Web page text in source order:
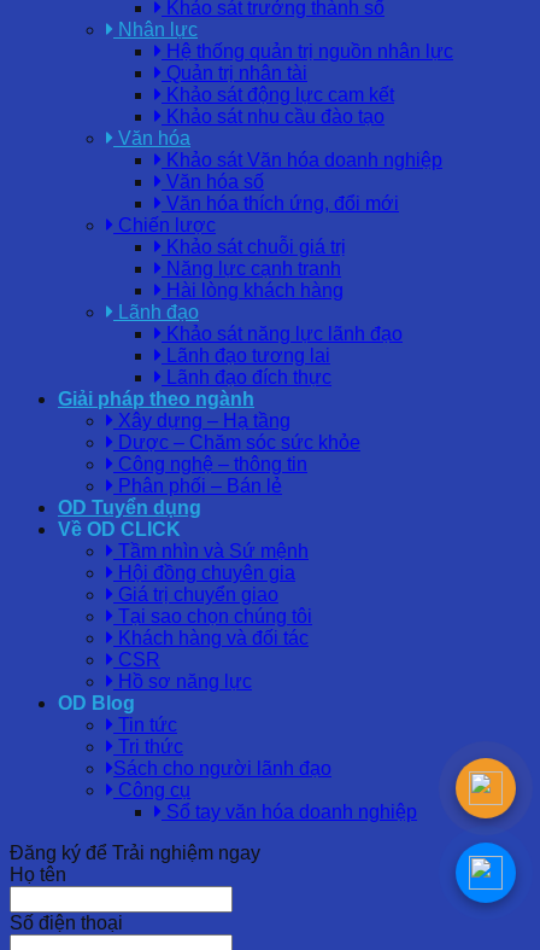
Khảo sát trưởng thành số
Nhân lực
Hệ thống quản trị nguồn nhân lực
Quản trị nhân tài
Khảo sát động lực cam kết
Khảo sát nhu cầu đào tạo
Văn hóa
Khảo sát Văn hóa doanh nghiệp
Văn hóa số
Văn hóa thích ứng, đổi mới
Chiến lược
Khảo sát chuỗi giá trị
Năng lực cạnh tranh
Hài lòng khách hàng
Lãnh đạo
Khảo sát năng lực lãnh đạo
Lãnh đạo tương lai
Lãnh đạo đích thực
Giải pháp theo ngành
Xây dựng – Hạ tầng
Dược – Chăm sóc sức khỏe
Công nghệ – thông tin
Phân phối – Bán lẻ
OD Tuyển dụng
Về OD CLICK
Tầm nhìn và Sứ mệnh
Hội đồng chuyên gia
Giá trị chuyển giao
Tại sao chọn chúng tôi
Khách hàng và đối tác
CSR
Hồ sơ năng lực
OD Blog
Tin tức
Tri thức
Sách cho người lãnh đạo
Công cụ
Sổ tay văn hóa doanh nghiệp
Đăng ký để Trải nghiệm ngay
Họ tên
Số điện thoại